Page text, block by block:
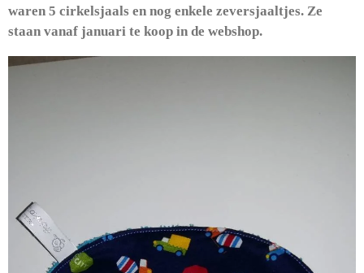
waren 5 cirkelsjaals en nog enkele zeversjaaltjes. Ze
staan vanaf januari te koop in de webshop.